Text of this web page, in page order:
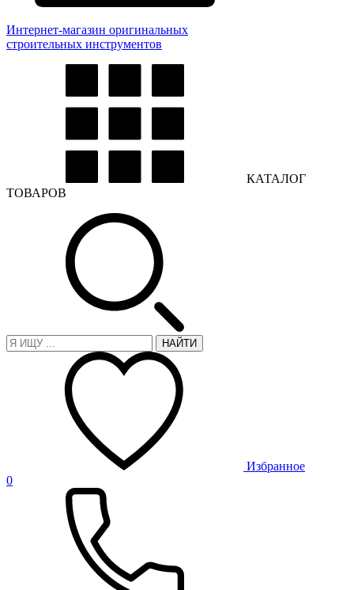
Интернет-магазин оригинальных
строительных инструментов
КАТАЛОГ
ТОВАРОВ
НАЙТИ
Избранное
0